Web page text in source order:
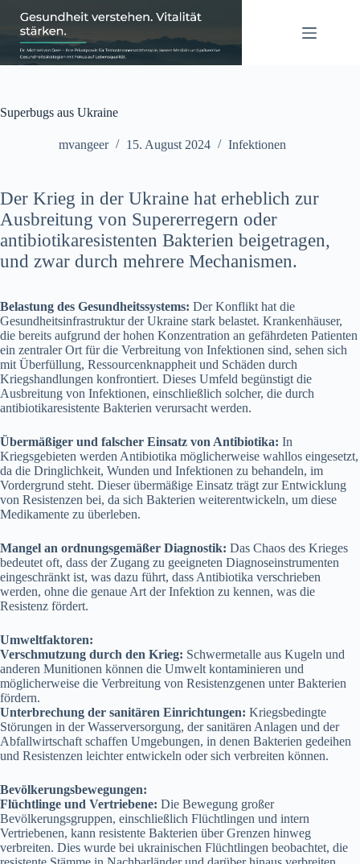
Inhalt
springen
Superbugs aus Ukraine
mvangeer 15. August 2024 Infektionen
Der Krieg in der Ukraine hat erheblich zur
Ausbreitung von Supererregern oder
antibiotikaresistenten Bakterien beigetragen,
und zwar durch mehrere Mechanismen.
Belastung des Gesundheitssystems: Der Konflikt hat die
Gesundheitsinfrastruktur der Ukraine stark belastet. Krankenhäuser,
die bereits aufgrund der hohen Konzentration an gefährdeten Patienten
ein zentraler Ort für die Verbreitung von Infektionen sind, sehen sich
mit Überfüllung, Ressourcenknappheit und Schäden durch
Kriegshandlungen konfrontiert. Dieses Umfeld begünstigt die
Ausbreitung von Infektionen, einschließlich solcher, die durch
antibiotikaresistente Bakterien verursacht werden.
Übermäßiger und falscher Einsatz von Antibiotika: In
Kriegsgebieten werden Antibiotika möglicherweise wahllos eingesetzt,
da die Dringlichkeit, Wunden und Infektionen zu behandeln, im
Vordergrund steht. Dieser übermäßige Einsatz trägt zur Entwicklung
von Resistenzen bei, da sich Bakterien weiterentwickeln, um diese
Medikamente zu überleben.
Mangel an ordnungsgemäßer Diagnostik: Das Chaos des Krieges
bedeutet oft, dass der Zugang zu geeigneten Diagnoseinstrumenten
eingeschränkt ist, was dazu führt, dass Antibiotika verschrieben
werden, ohne die genaue Art der Infektion zu kennen, was die
Resistenz fördert.
Umweltfaktoren:
Verschmutzung durch den Krieg: Schwermetalle aus Kugeln und
anderen Munitionen können die Umwelt kontaminieren und
möglicherweise die Verbreitung von Resistenzgenen unter Bakterien
fördern.
Unterbrechung der sanitären Einrichtungen: Kriegsbedingte
Störungen in der Wasserversorgung, der sanitären Anlagen und der
Abfallwirtschaft schaffen Umgebungen, in denen Bakterien gedeihen
und Resistenzen leichter entwickeln oder sich verbreiten können.
Bevölkerungsbewegungen:
Flüchtlinge und Vertriebene: Die Bewegung großer
Bevölkerungsgruppen, einschließlich Flüchtlingen und intern
Vertriebenen, kann resistente Bakterien über Grenzen hinweg
verbreiten. Dies wurde bei ukrainischen Flüchtlingen beobachtet, die